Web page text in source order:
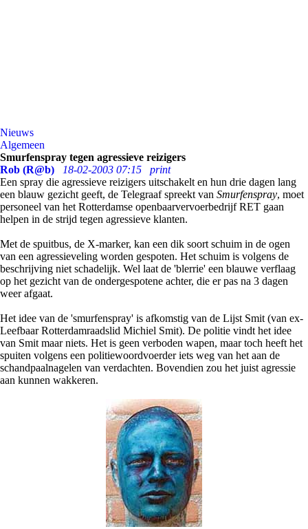
Nieuws
Algemeen
Smurfenspray tegen agressieve reizigers
Rob (R@b)
18-02-2003 07:15
print
Een spray die agressieve reizigers uitschakelt en hun drie dagen lang
een blauw gezicht geeft, de Telegraaf spreekt van Smurfenspray, moet
personeel van het Rotterdamse openbaarvervoerbedrijf RET gaan
helpen in de strijd tegen agressieve klanten.
Met de spuitbus, de X-marker, kan een dik soort schuim in de ogen
van een agressieveling worden gespoten. Het schuim is volgens de
beschrijving niet schadelijk. Wel laat de 'blerrie' een blauwe verflaag
op het gezicht van de ondergespotene achter, die er pas na 3 dagen
weer afgaat.
Het idee van de 'smurfenspray' is afkomstig van de Lijst Smit (van ex-
Leefbaar Rotterdamraadslid Michiel Smit). De politie vindt het idee
van Smit maar niets. Het is geen verboden wapen, maar toch heeft het
spuiten volgens een politiewoordvoerder iets weg van het aan de
schandpaalnagelen van verdachten. Bovendien zou het juist agressie
aan kunnen wakkeren.